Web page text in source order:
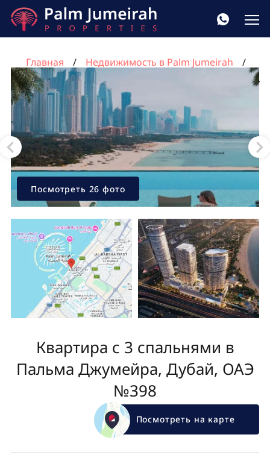
Главная
Недвижимость в Palm Jumeirah
Квартира с 3 спальнями в Пальма Джумейра, Дубай,
ОАЭ №398
Посмотреть 26 фото
Квартира с 3 спальнями в
Пальма Джумейра, Дубай, ОАЭ
№398
Посмотреть на карте